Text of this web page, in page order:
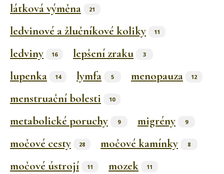
látková výměna 21
ledvinové a žlučníkové koliky 11
ledviny 16 lepšení zraku 3
lupenka 14 lymfa 5 menopauza 12
menstruační bolesti 10
metabolické poruchy 9 migrény 9
močové cesty 28 močové kamínky 8
močové ústrojí 11 mozek 11